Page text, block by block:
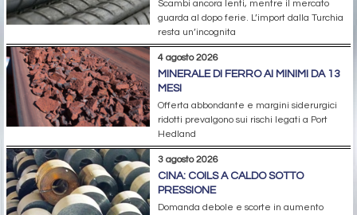
Scambi ancora lenti, mentre il mercato
guarda al dopo ferie. L’import dalla Turchia
resta un’incognita
4 agosto 2026
MINERALE DI FERRO AI MINIMI DA 13
MESI
Offerta abbondante e margini siderurgici
ridotti prevalgono sui rischi legati a Port
Hedland
3 agosto 2026
CINA: COILS A CALDO SOTTO
PRESSIONE
Domanda debole e scorte in aumento